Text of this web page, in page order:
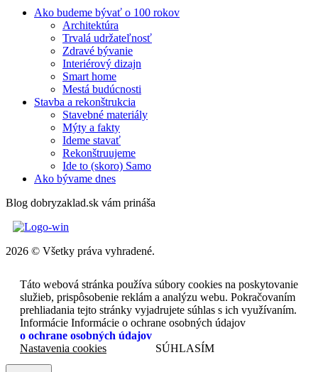
Ako budeme bývať o 100 rokov
Architektúra
Trvalá udržateľnosť
Zdravé bývanie
Interiérový dizajn
Smart home
Mestá budúcnosti
Stavba a rekonštrukcia
Stavebné materiály
Mýty a fakty
Ideme stavať
Rekonštruujeme
Ide to (skoro) Samo
Ako bývame dnes
Blog dobryzaklad.sk vám prináša
2026 © Všetky práva vyhradené.
Táto webová stránka používa súbory cookies na poskytovanie
služieb, prispôsobenie reklám a analýzu webu. Pokračovaním
prehliadania tejto stránky vyjadrujete súhlas s ich využívaním.
Informácie Informácie o ochrane osobných údajov
o ochrane osobných údajov
Nastavenia cookies
SÚHLASÍM